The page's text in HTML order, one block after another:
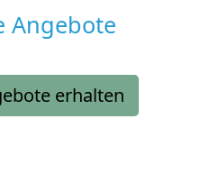
Angebote
erhalten